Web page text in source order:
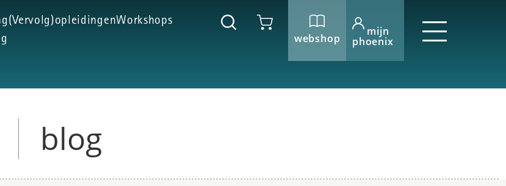
(Vervolg)opleidingenWorkshops
webshop mijn
phoenix
blog